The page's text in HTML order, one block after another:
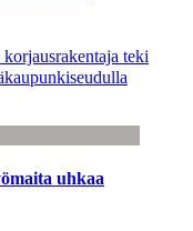
teki
uhkaa